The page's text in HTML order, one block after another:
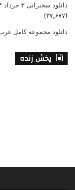
دانلود سخنرانی ۳ خرداد ۹۴ با موضوع من ریویزیونیست‌ام، پس هستم!
(۳۷,۶۷۷)
دانلود مجموعه کامل
پخش زنده